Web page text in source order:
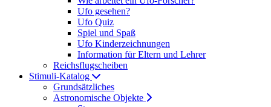
Ufo gesehen?
Ufo Quiz
Spiel und Spaß
Ufo Kinderzeichnungen
Information für Eltern und Lehrer
Reichsflugscheiben
Stimuli-Katalog
Grundsätzliches
Astronomische Objekte